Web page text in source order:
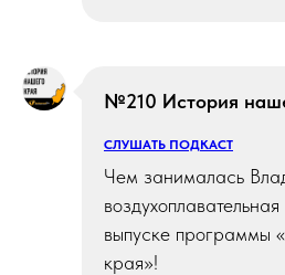
№210 История
СЛУШАТЬ ПОДКАСТ
Чем занималась
выпуске программы
края»!